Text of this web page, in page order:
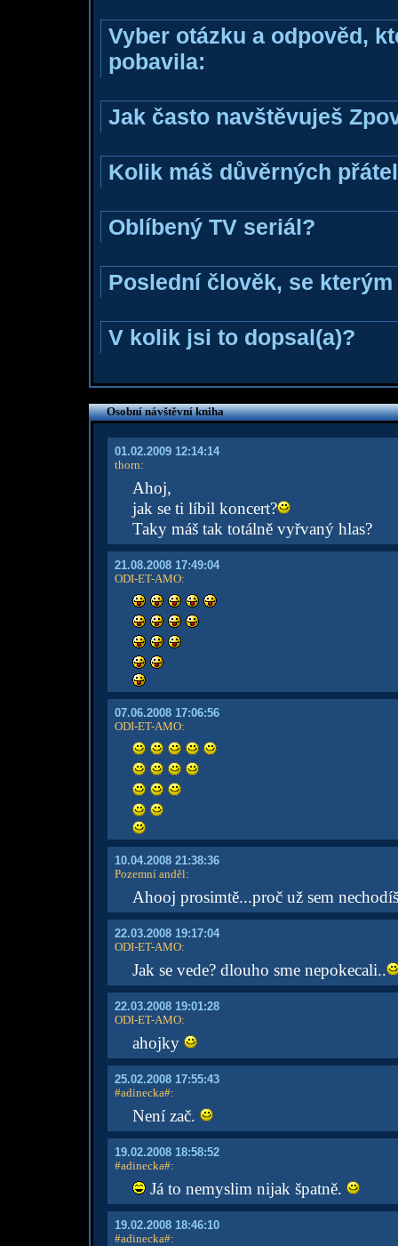
Vyber otázku a odpověd,
pobavila:
Jak často navštěvuješ
Kolik máš důvěrných
Oblíbený TV seriál?
Poslední člověk, se
V kolik jsi to dopsal(a)?
Osobní návštěvní kniha
01.02.2009 12:14:14
thorn:
Ahoj,
jak se ti líbil koncert?
Taky máš tak totálně vyřvaný hlas?
21.08.2008 17:49:04
ODI-ET-AMO:
07.06.2008 17:06:56
ODI-ET-AMO:
10.04.2008 21:38:36
Pozemní anděl:
Ahooj prosimtě...proč už sem
22.03.2008 19:17:04
ODI-ET-AMO:
Jak se vede? dlouho sme nepokecali..
22.03.2008 19:01:28
ODI-ET-AMO:
ahojky
25.02.2008 17:55:43
#adinecka#:
Není zač.
19.02.2008 18:58:52
#adinecka#:
Já to nemyslim nijak špatně.
19.02.2008 18:46:10
#adinecka#: